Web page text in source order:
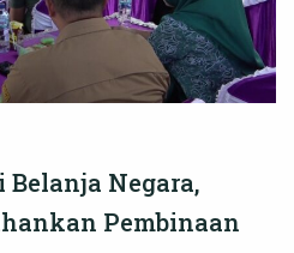
Negara,
Pembinaan